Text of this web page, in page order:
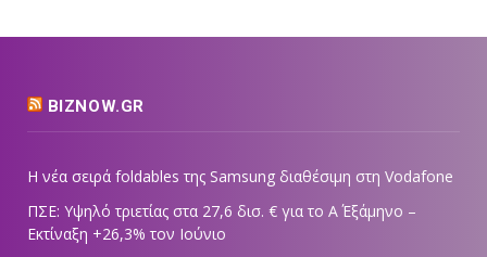
BIZNOW.GR
Η νέα σειρά foldables της Samsung διαθέσιμη στη Vodafone
ΠΣΕ: Υψηλό τριετίας στα 27,6 δισ. € για το Α΄ Εξάμηνο –
Εκτίναξη +26,3% τον Ιούνιο